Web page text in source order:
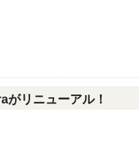
がリニューアル！